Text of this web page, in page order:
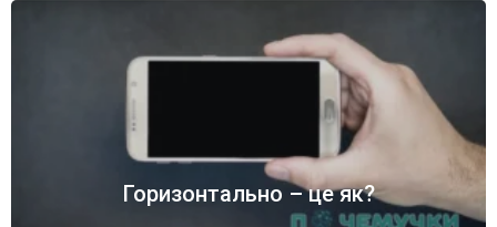
Горизонтально – це як?